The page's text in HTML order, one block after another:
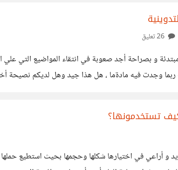
مبتدئة و بصراحة أجد صعوبة في انتقاء المواضيع التي
ربما وجدت فيه مادةما ، هل هذا جيد وهل لديكم نصيحة
تستخدمونها؟
و أراعي في اختيارها شكلها وحجمها بحيث استطيع